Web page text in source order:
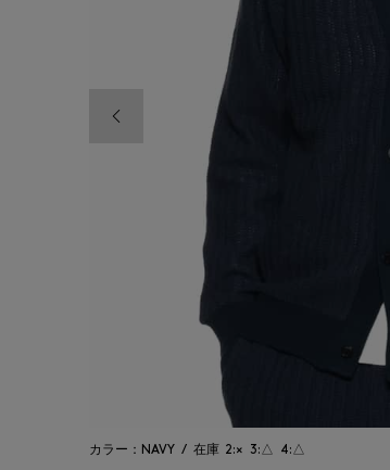
カラー：NAVY / 在庫 2:× 3:△ 4:△